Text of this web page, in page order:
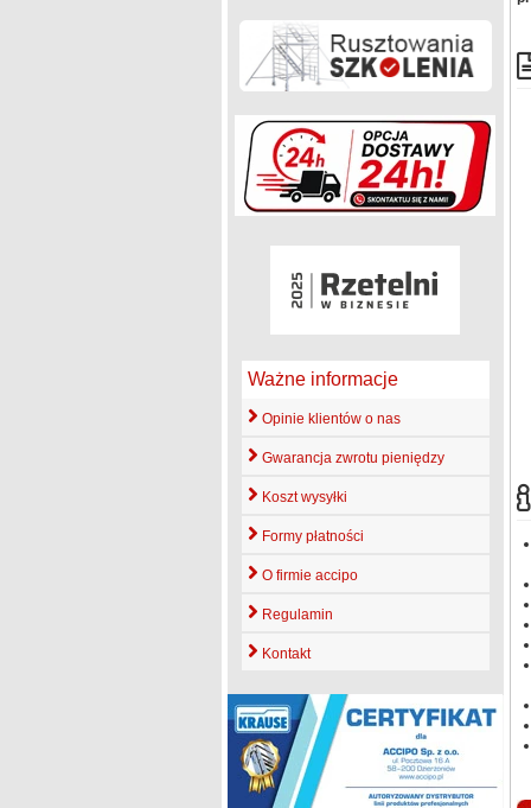
Ważne informacje
Opinie klientów o nas
Gwarancja zwrotu pieniędzy
Koszt wysyłki
Formy płatności
O firmie accipo
Regulamin
Kontakt